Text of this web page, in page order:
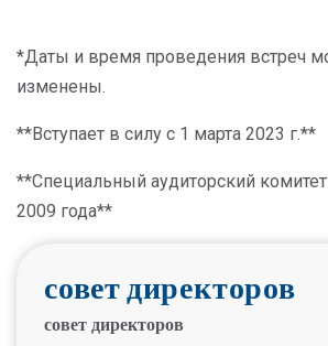
*Даты и время проведения встреч
изменены.
**Вступает в силу с 1 марта 2023 г.**
**Специальный аудиторский
2009 года**
совет директоров
совет директоров